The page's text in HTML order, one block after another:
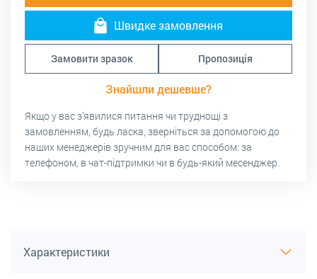
Швидке замовлення
Замовити зразок Пропозиція
Знайшли дешевше?
Якщо у вас з’явилися питання чи труднощі з
замовленням, будь ласка, зверніться за допомогою до
наших менеджерів зручним для вас способом: за
телефоном, в чат-підтримки чи в будь-який месенджер.
Характеристики